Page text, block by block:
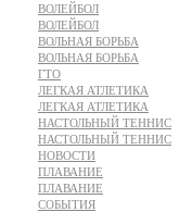
ВОЛЕЙБОЛ
ВОЛЕЙБОЛ
ВОЛЬНАЯ БОРЬБА
ВОЛЬНАЯ БОРЬБА
ГТО
ЛЕГКАЯ АТЛЕТИКА
ЛЕГКАЯ АТЛЕТИКА
НАСТОЛЬНЫЙ ТЕННИС
НАСТОЛЬНЫЙ ТЕННИС
НОВОСТИ
ПЛАВАНИЕ
ПЛАВАНИЕ
СОБЫТИЯ